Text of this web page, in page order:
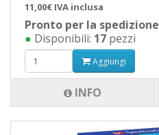
11,00€ IVA inclusa
Pronto per la spedizione
● Disponibili: 17 pezzi
Aggiungi
INFO